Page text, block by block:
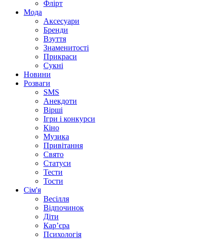
Флірт
Мода
Аксесуари
Бренди
Взуття
Знаменитості
Прикраси
Сукні
Новини
Розваги
SMS
Анекдоти
Вірші
Ігри і конкурси
Кіно
Музика
Привітання
Свято
Статуси
Тести
Тости
Сім'я
Весілля
Відпочинок
Діти
Кар’єра
Психологія